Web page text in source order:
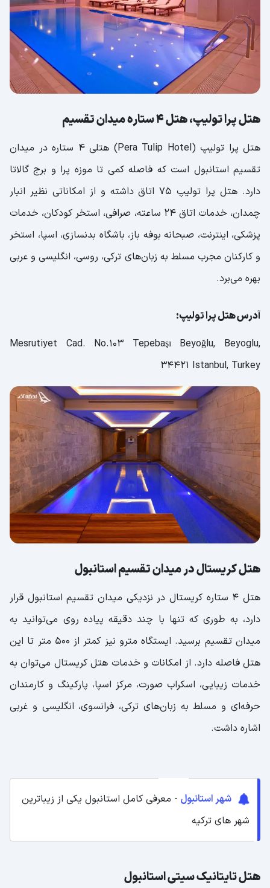
هتل پرا تولیپ، هتل 4 ستاره میدان تقسیم
هتل پرا تولیپ (Pera Tulip Hotel) هتلی 4 ستاره در میدان
تقسیم استانبول است که فاصله کمی تا موزه پرا و برج گالاتا
دارد. هتل پرا تولیپ 75 اتاق داشته و از امکاناتی نظیر انبار
چمدان، خدمات اتاق 24 ساعته، صرافی، استخر کودکان، خدمات
پزشکی، اینترنت، صبحانه بوفه باز، باشگاه بدنسازی، اسپا، استخر
و کارکنان مجرب مسلط به زبان‌های ترکی، روسی، انگلیسی و عربی
بهره می‌برد.
آدرس هتل پرا تولیپ:
Mesrutiyet Cad. No.103 Tepebaşı Beyoğlu, Beyoglu,
34421 Istanbul, Turkey
هتل کریستال در میدان تقسیم استانبول
هتل 4 ستاره کریستال در نزدیکی میدان تقسیم استانبول قرار
دارد، به طوری که تنها با چند دقیقه پیاده روی می‌توانید به
میدان تقسیم برسید. ایستگاه مترو نیز کمتر از 500 متر تا این
هتل فاصله دارد. از امکانات و خدمات هتل کریستال می‌توان به
خدمات زیبایی، اسکراب صورت، مرکز اسپا، پارکینگ و کارمندان
حرفه‌ای و مسلط به زبان‌های ترکی، فرانسوی، انگلیسی و غربی
اشاره داشت.
شهر استانبول - معرفی کامل استانبول یکی از زیباترین
شهر های ترکیه
هتل تایتانیک سیتی استانبول